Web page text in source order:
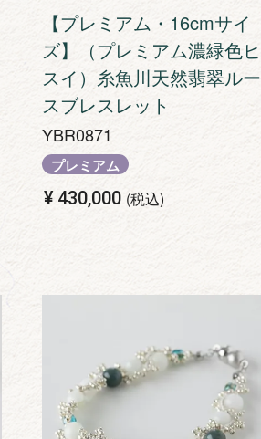
【プレミアム・16cmサイ
ズ】（プレミアム濃緑色ヒ
スイ）糸魚川天然翡翠ルー
スブレスレット
YBR0871
プレミアム
¥ 430,000 税込